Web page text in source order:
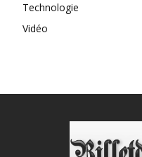
Technologie
Vidéo